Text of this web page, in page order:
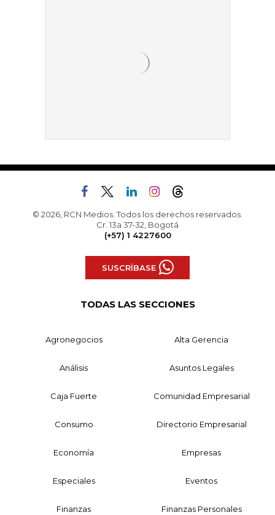
© 2026, RCN Medios. Todos los derechos reservados.
Cr. 13a 37-32, Bogotá
(+57) 1 4227600
SUSCRÍBASE
TODAS LAS SECCIONES
Agronegocios Alta Gerencia
Análisis Asuntos Legales
Caja Fuerte Comunidad Empresarial
Consumo Directorio Empresarial
Economía Empresas
Especiales Eventos
Finanzas Finanzas Personales